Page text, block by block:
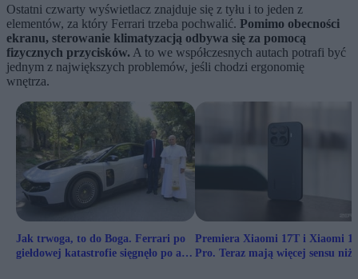
Ostatni czwarty wyświetlacz znajduje się z tyłu i to jeden z
elementów, za który Ferrari trzeba pochwalić. Pomimo obecności
ekranu, sterowanie klimatyzacją odbywa się za pomocą
fizycznych przycisków. A to we współczesnych autach potrafi być
jednym z największych problemów, jeśli chodzi ergonomię
wnętrza.
Jak trwoga, to do Boga. Ferrari po
giełdowej katastrofie sięgnęło po asa
Premiera Xiaomi 17T i Xiaomi
Pro. Teraz mają więcej sensu niż